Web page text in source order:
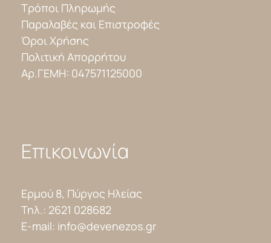
Τρόποι Πληρωμής
Παραλαβές και Επιστροφές
Όροι Χρήσης
Πολιτική Απορρήτου
Αρ.ΓΕΜΗ: 047571125000
Επικοινωνία
Ερμού 8, Πύργος Ηλείας
Τηλ.: 2621 028682
E-mail: info@devenezos.gr